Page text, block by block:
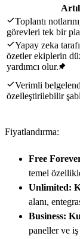
Toplantı
görevleri tek bir
Yapay zeka
özetler ekiplerin
yardımcı olur.
Verimli
özelleştirilebilir
Fiyatlandırma:
Free
temel
Unlimited:
alanı,
Business:
paneller ve